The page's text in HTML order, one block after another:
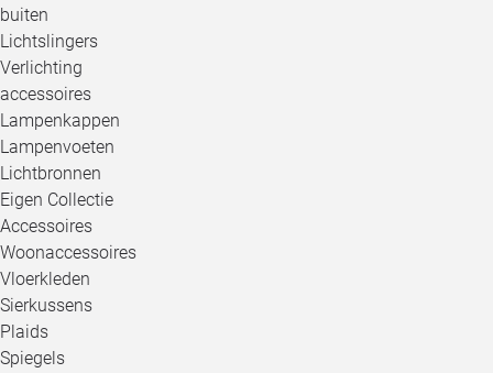
buiten
Lichtslingers
Verlichting
accessoires
Lampenkappen
Lampenvoeten
Lichtbronnen
Eigen Collectie
Accessoires
Woonaccessoires
Vloerkleden
Sierkussens
Plaids
Spiegels